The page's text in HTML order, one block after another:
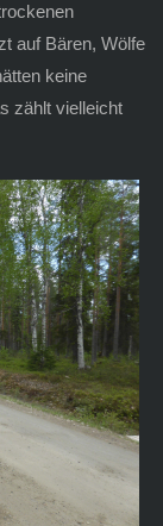
auf Bären, Wölfe
keine
zählt vielleicht